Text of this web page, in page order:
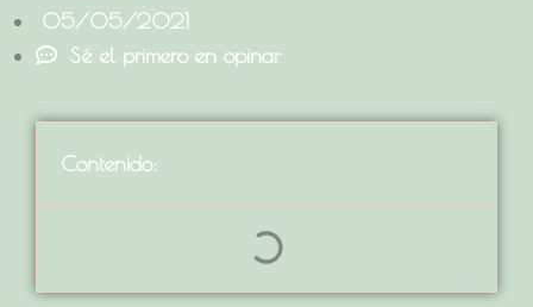
05/05/2021
Sé el primero en opinar
Contenido: